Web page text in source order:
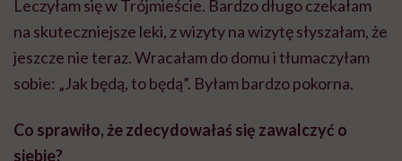
Leczyłam się w Trójmieście. Bardzo długo czekałam
na skuteczniejsze leki, z wizyty na wizytę słyszałam, że
jeszcze nie teraz. Wracałam do domu i tłumaczyłam
sobie: „Jak będą, to będą”. Byłam bardzo pokorna.
Co sprawiło, że zdecydowałaś się zawalczyć o
siebie?